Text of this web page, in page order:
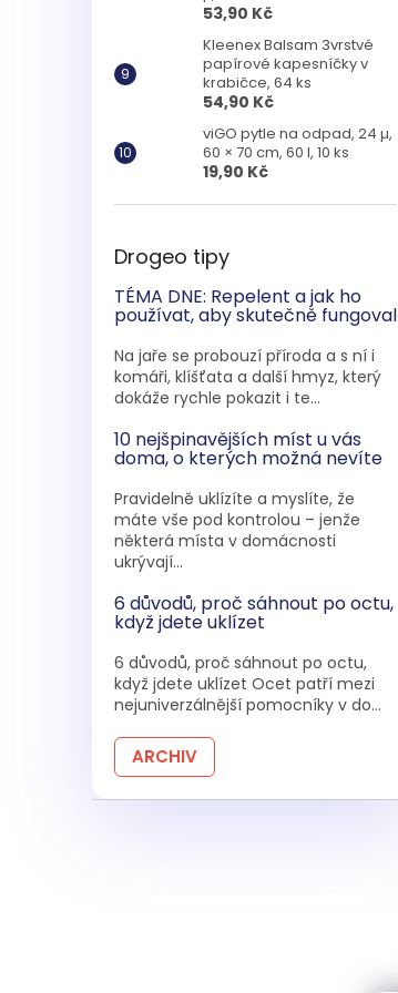
53,90 Kč
Kleenex Balsam 3vrstvé
papírové kapesníčky v
krabičce, 64 ks
54,90 Kč
viGO pytle na odpad, 24 µ,
60 × 70 cm, 60 l, 10 ks
19,90 Kč
Drogeo tipy
TÉMA DNE: Repelent a jak ho
používat, aby skutečně fungoval
Na jaře se probouzí příroda a s ní i
komáři, klíšťata a další hmyz, který
dokáže rychle pokazit i te...
10 nejšpinavějších míst u vás
doma, o kterých možná nevíte
Pravidelně uklízíte a myslíte, že
máte vše pod kontrolou – jenže
některá místa v domácnosti
ukrývají...
6 důvodů, proč sáhnout po octu,
když jdete uklízet
6 důvodů, proč sáhnout po octu,
když jdete uklízet Ocet patří mezi
nejuniverzálnější pomocníky v do...
ARCHIV